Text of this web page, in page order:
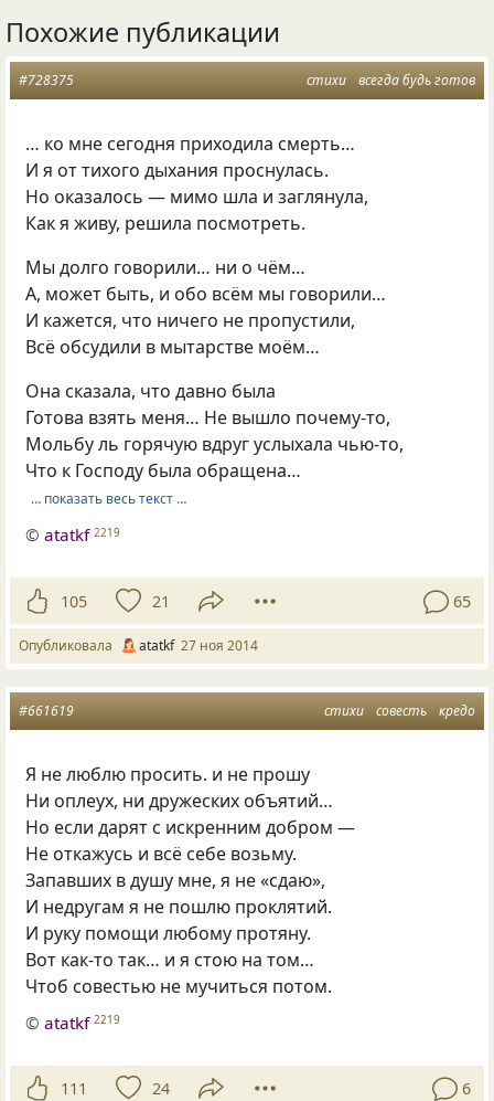
Похожие публикации
стихи всегда будь готов
#728375
… ко мне сегодня приходила смерть…
И я от тихого дыхания проснулась.
Но оказалось — мимо шла и заглянула,
Как я живу, решила посмотреть.
Мы долго говорили… ни о чём…
А, может быть, и обо всём мы говорили…
И кажется, что ничего не пропустили,
Всё обсудили в мытарстве моём…
Она сказала, что давно была
Готова взять меня… Не вышло почему-то,
Мольбу ль горячую вдруг услыхала чью-то,
Что к Господу была обращена…
… показать весь текст …
©atatkf 2219
105 21 65
Опубликовала atatkf 27 ноя 2014
стихи совесть кредо
#661619
Я не люблю просить. и не прошу
Ни оплеух, ни дружеских объятий…
Но если дарят с искренним добром —
Не откажусь и всё себе возьму.
Запавших в душу мне, я не «сдаю»,
И недругам я не пошлю проклятий.
И руку помощи любому протяну.
Вот как-то так… и я стою на том…
Чтоб совестью не мучиться потом.
©atatkf 2219
111 24 6